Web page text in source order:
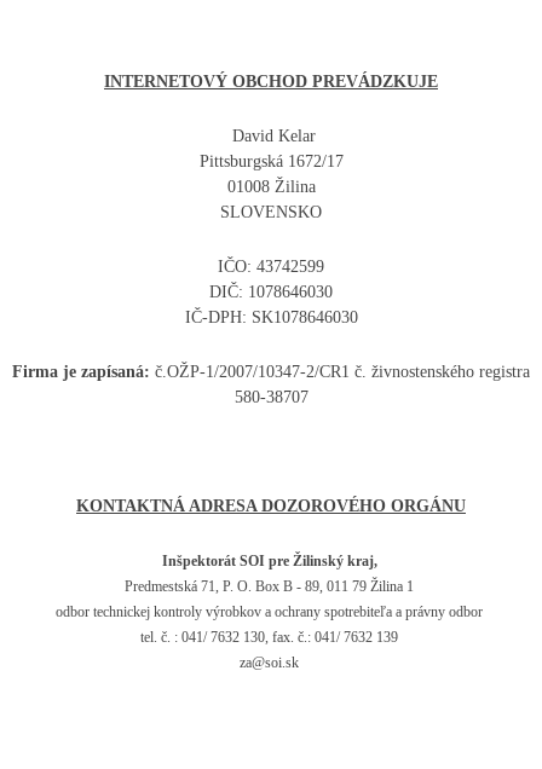
INTERNETOVÝ OBCHOD PREVÁDZKUJE
David Kelar
Pittsburgská 1672/17
01008 Žilina
SLOVENSKO
IČO: 43742599
DIČ: 1078646030
IČ-DPH: SK1078646030
Firma je zapísaná: č.OŽP-1/2007/10347-2/CR1 č. živnostenského registra
580-38707
KONTAKTNÁ ADRESA DOZOROVÉHO ORGÁNU
Inšpektorát SOI pre Žilinský kraj,
Predmestská 71, P. O. Box B - 89, 011 79 Žilina 1
odbor technickej kontroly výrobkov a ochrany spotrebiteľa a právny odbor
tel. č. : 041/ 7632 130, fax. č.: 041/ 7632 139
za@soi.sk